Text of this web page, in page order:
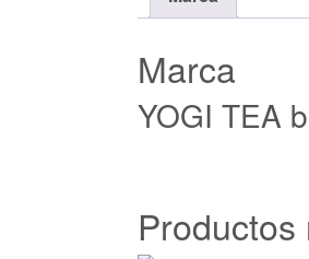
Marca
YOGI TEA